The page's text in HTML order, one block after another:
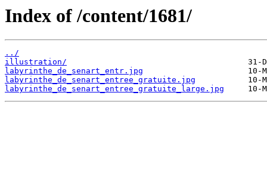
Index of /content/1681/
../
illustration/
labyrinthe_de_senart_entr.jpg
labyrinthe_de_senart_entree_gratuite.jpg
labyrinthe_de_senart_entree_gratuite_large.jpg